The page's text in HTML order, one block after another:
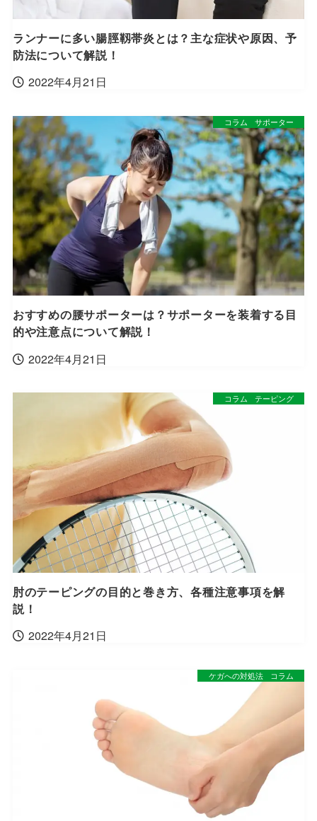
ランナーに多い腸脛靱帯炎とは？主な症状や原因、予
防法について解説！
2022年4月21日
おすすめの腰サポーターは？サポーターを装着する目
的や注意点について解説！
2022年4月21日
コラム サポーター
肘のテーピングの目的と巻き方、各種注意事項を解
説！
2022年4月21日
コラム テーピング
ケガへの対処法 コラム